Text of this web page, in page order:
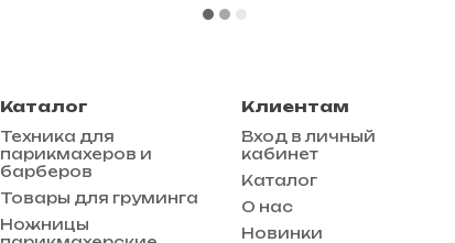
Каталог
Техника для
парикмахеров и
барберов
Товары для груминга
Ножницы
Клиентам
Вход в личный
кабинет
Каталог
О нас
Новинки